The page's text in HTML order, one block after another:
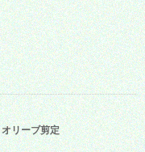
リーブ剪定